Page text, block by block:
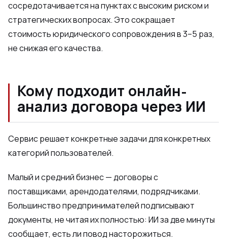
сосредотачивается на пунктах с высоким риском и
стратегических вопросах. Это сокращает
стоимость юридического сопровождения в 3–5 раз,
не снижая его качества.
Кому подходит онлайн-
анализ договора через ИИ
Сервис решает конкретные задачи для конкретных
категорий пользователей.
Малый и средний бизнес — договоры с
поставщиками, арендодателями, подрядчиками.
Большинство предпринимателей подписывают
документы, не читая их полностью: ИИ за две минуты
сообщает, есть ли повод насторожиться.